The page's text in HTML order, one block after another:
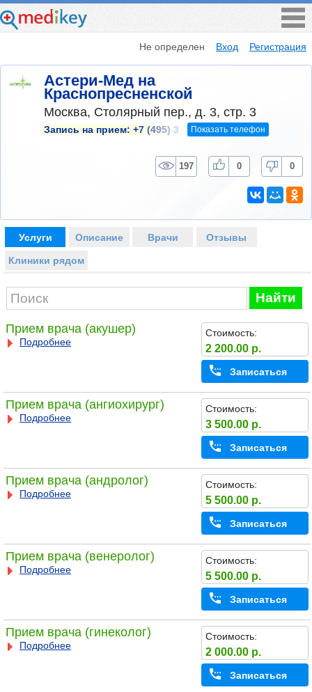
Не определен Вход Регистрация
Астери-Мед на
Краснопресненской
Москва, Столярный пер., д. 3, стр. 3
Запись на прием: +7 (495) 3 Показать телефон
197 0 0
Услуги Описание Врачи Отзывы
Клиники рядом
Найти
Прием врача (акушер)
Подробнее
Стоимость:
2 200.00 р.
Записаться
Прием врача (ангиохирург)
Подробнее
Стоимость:
3 500.00 р.
Записаться
Прием врача (андролог)
Подробнее
Стоимость:
5 500.00 р.
Записаться
Прием врача (венеролог)
Подробнее
Стоимость:
5 500.00 р.
Записаться
Прием врача (гинеколог)
Подробнее
Стоимость:
2 000.00 р.
Записаться